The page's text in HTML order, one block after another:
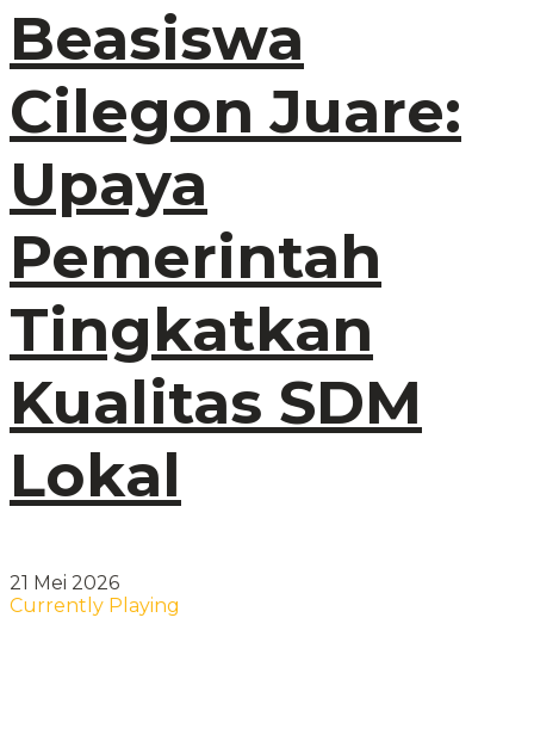
Beasiswa
Cilegon Juare:
Upaya
Pemerintah
Tingkatkan
Kualitas SDM
Lokal
21 Mei 2026
Currently Playing